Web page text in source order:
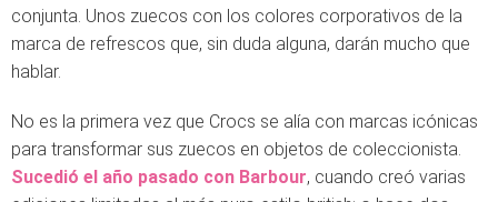
conjunta. Unos zuecos con los colores corporativos de la
marca de refrescos que, sin duda alguna, darán mucho que
hablar.
No es la primera vez que Crocs se alía con marcas icónicas
para transformar sus zuecos en objetos de coleccionista.
Sucedió el año pasado con Barbour, cuando creó varias